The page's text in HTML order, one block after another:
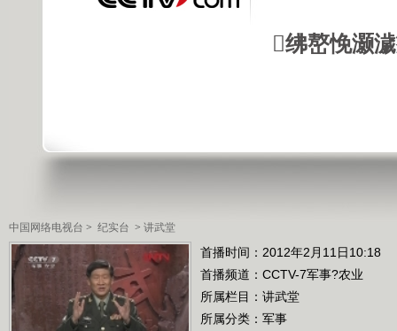
绋嶅悗灏
中国网络电视台 > 纪实台 > 讲武堂
首播时间：2012年2月11日10:18
首播频道： CCTV-7军事?农业
所属栏目： 讲武堂
所属分类：军事